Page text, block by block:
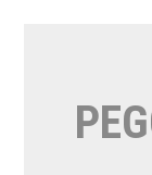
springen